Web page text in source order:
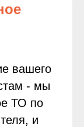
можете
вашего
- мы
ТО по
и